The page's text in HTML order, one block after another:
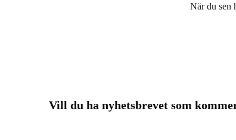
När du sen
Vill du ha nyhetsbrevet som